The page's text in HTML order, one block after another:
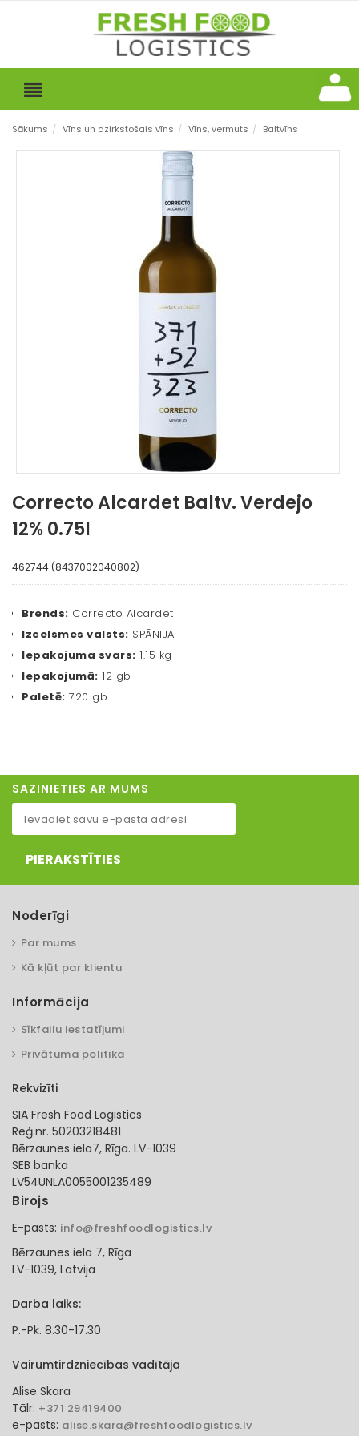
Sākums / Vīns un dzirkstošais vīns / Vīns, vermuts / Baltvīns
Correcto Alcardet Baltv. Verdejo
12% 0.75l
462744 (8437002040802)
Brends: Correcto Alcardet
Izcelsmes valsts: SPĀNIJA
Iepakojuma svars: 1.15 kg
Iepakojumā: 12 gb
Paletē: 720 gb
SAZINIETIES AR MUMS
PIERAKSTĪTIES
Noderīgi
Par mums
Kā kļūt par klientu
Informācija
Sīkfailu iestatījumi
Privātuma politika
Rekvizīti
SIA Fresh Food Logistics
Reģ.nr. 50203218481
Bērzaunes iela7, Rīga. LV-1039
SEB banka
LV54UNLA0055001235489
Birojs
E-pasts: info@freshfoodlogistics.lv
Bērzaunes iela 7, Rīga
LV-1039, Latvija
Darba laiks:
P.-Pk. 8.30-17.30
Vairumtirdzniecības vadītāja
Alise Skara
Tālr: +371 29419400
e-pasts: alise.skara@freshfoodlogistics.lv